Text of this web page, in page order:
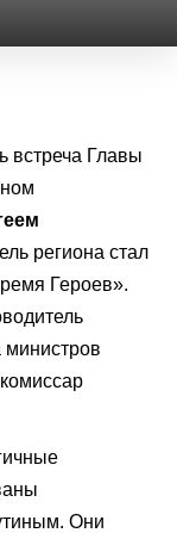
встреча Главы
региона стал
Героев».
Они